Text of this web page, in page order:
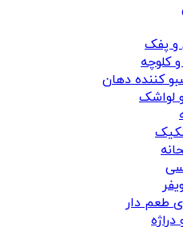
پفک
کلوچه
کننده دهان
لواشک
طعم دار